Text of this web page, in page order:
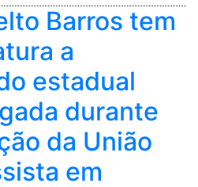
Barros tem
a
estadual
durante
da União
em